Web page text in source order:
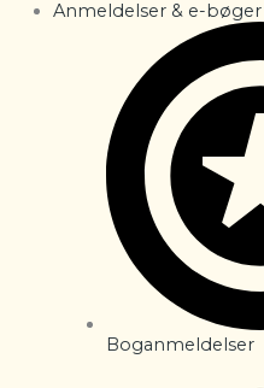
Anmeldelser & e-bøger
Boganmeldelser